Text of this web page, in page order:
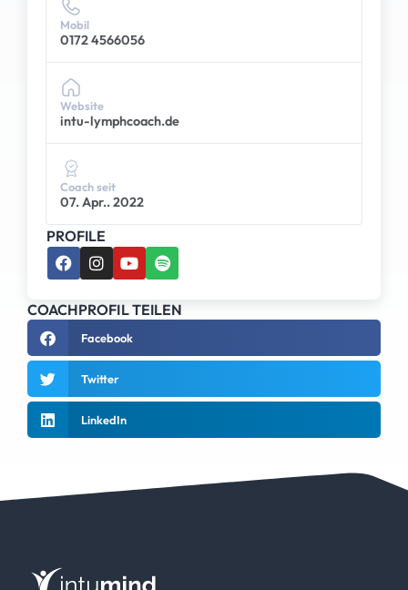
Mobil
0172 4566056
Website
intu-lymphcoach.de
Coach seit
07. Apr.. 2022
PROFILE
COACHPROFIL TEILEN
Facebook
Twitter
LinkedIn